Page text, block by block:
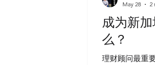
成为新
么？
理财顾问最重
May 28
2